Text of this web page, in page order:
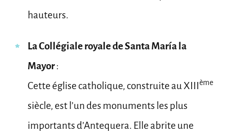
hauteurs.
La Collégiale royale de Santa María la
Mayor:
Cette église catholique, construite au XIIIème
siècle, est l’un des monuments les plus
importants d’Antequera. Elle abrite une